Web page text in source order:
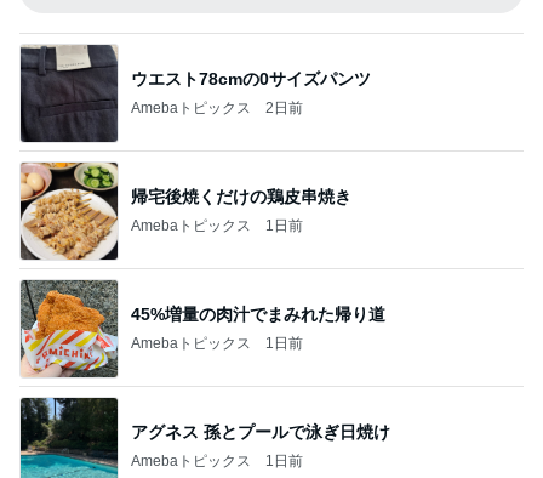
ウエスト78cmの0サイズパンツ
Amebaトピックス 2日前
帰宅後焼くだけの鶏皮串焼き
Amebaトピックス 1日前
45%増量の肉汁でまみれた帰り道
Amebaトピックス 1日前
アグネス 孫とプールで泳ぎ日焼け
Amebaトピックス 1日前